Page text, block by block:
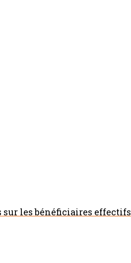
sur les bénéficiaires effectifs